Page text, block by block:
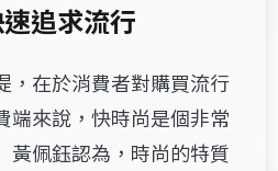
追求流行
，在於消費者對購買流行
端來說，快時尚是個非常
黃佩鈺認為，時尚的特質